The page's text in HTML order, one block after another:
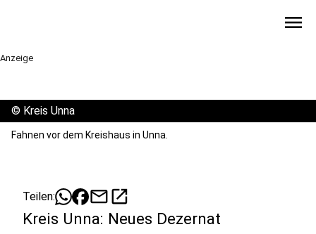
menu
Anzeige
© Kreis Unna
Fahnen vor dem Kreishaus in Unna.
Teilen: mailopen_in_new
Kreis Unna: Neues Dezernat